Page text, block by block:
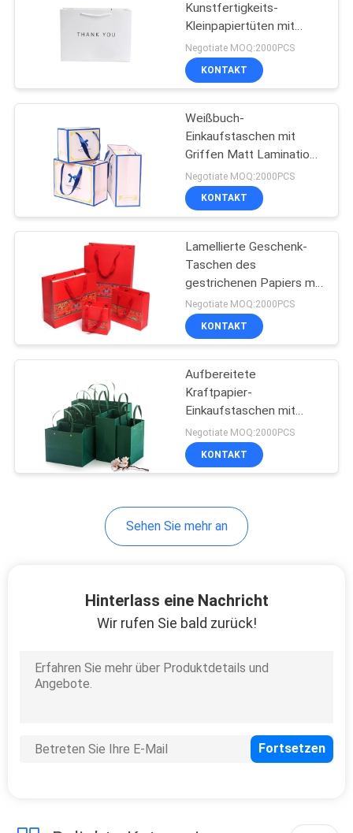
Wiederverwendbarer
Tote Shopping Bags
Papierzylinder-
Kasten
Weiches ledernes
Notizbuch
kosmetische
Verpackungs-
Kunstfertigkeits-
Kleinpapiertüten mit
Griffen, quadratische
Geschenk-Taschen mit
Griffen
Negotiate MOQ:2000PCS
KONTAKT
Weißbuch-
Einkaufstaschen mit
Griffen Matt Lamination
Surface
Negotiate MOQ:2000PCS
KONTAKT
Lamellierte Geschenk-
Taschen des
gestrichenen Papiers mit
Griffe Soem-ODM
stützten sich
Negotiate MOQ:2000PCS
KONTAKT
Aufbereitete
Kraftpapier-
Einkaufstaschen mit
Drucken der Griff-CMYK
Negotiate MOQ:2000PCS
KONTAKT
Sehen Sie mehr an
Hinterlass eine Nachricht
Wir rufen Sie bald zurück!